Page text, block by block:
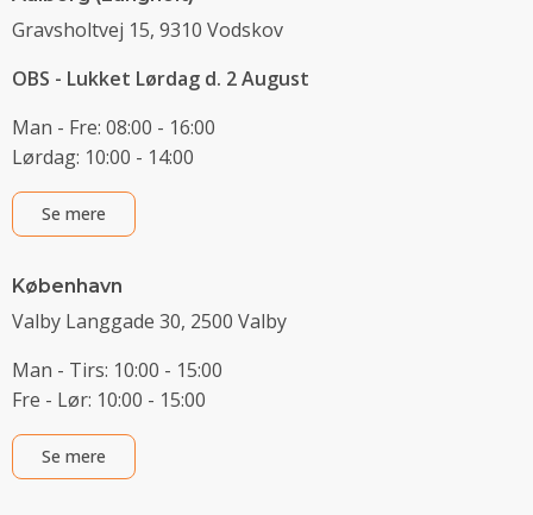
Gravsholtvej 15, 9310 Vodskov
OBS - Lukket Lørdag d. 2 August
Man - Fre: 08:00 - 16:00
Lørdag: 10:00 - 14:00
Se mere
København
Valby Langgade 30, 2500 Valby
Man - Tirs: 10:00 - 15:00
Fre - Lør: 10:00 - 15:00
Se mere